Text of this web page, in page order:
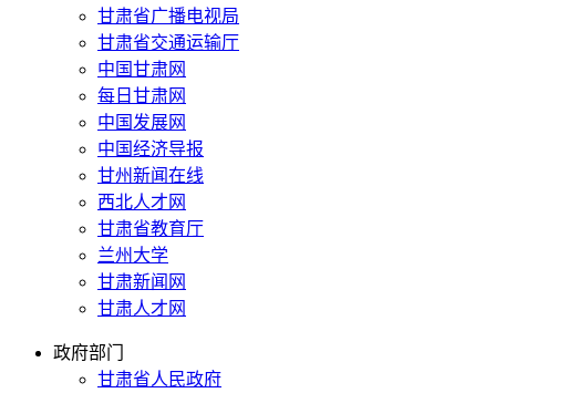
甘肃省广播电视局
甘肃省交通运输厅
中国甘肃网
每日甘肃网
中国发展网
中国经济导报
甘州新闻在线
西北人才网
甘肃省教育厅
兰州大学
甘肃新闻网
甘肃人才网
政府部门
甘肃省人民政府